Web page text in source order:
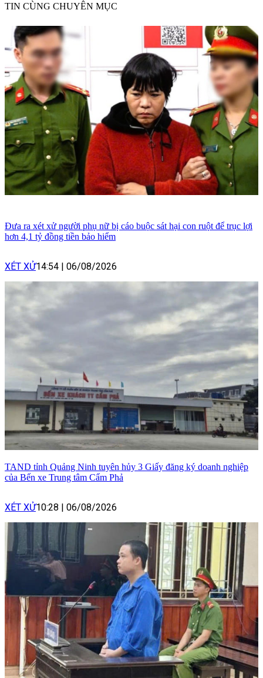
TIN CÙNG CHUYÊN MỤC
Đưa ra xét xử người phụ nữ bị cáo buộc sát hại con ruột để trục lợi
hơn 4,1 tỷ đồng tiền bảo hiểm
XÉT XỬ14:54 | 06/08/2026
TAND tỉnh Quảng Ninh tuyên hủy 3 Giấy đăng ký doanh nghiệp
của Bến xe Trung tâm Cẩm Phả
XÉT XỬ10:28 | 06/08/2026